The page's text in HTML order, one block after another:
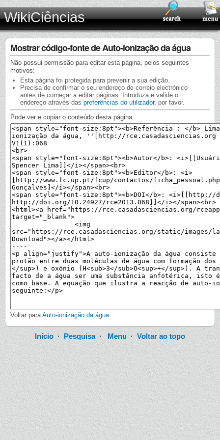
WikiCiências
Mostrar código-fonte de Auto-ionização da água
Não possui permissão para editar esta página, pelos seguintes
motivos:
Esta página foi protegida para prevenir a sua edição.
Precisa de confirmar o seu endereço de correio electrónico
antes de começar a editar páginas. Introduza e valide o
endereço através das preferências do utilizador, por favor.
Pode ver e copiar o conteúdo desta página:
Voltar paraAuto-ionização da água.
Início·Pesquisa·Menu ·Voltar ao topo